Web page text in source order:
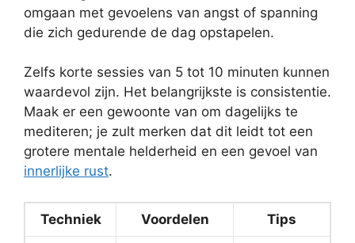
omgaan met gevoelens van angst of spanning
die zich gedurende de dag opstapelen.
Zelfs korte sessies van 5 tot 10 minuten kunnen
waardevol zijn. Het belangrijkste is consistentie.
Maak er een gewoonte van om dagelijks te
mediteren; je zult merken dat dit leidt tot een
grotere mentale helderheid en een gevoel van
innerlijke rust.
Techniek Voordelen Tips